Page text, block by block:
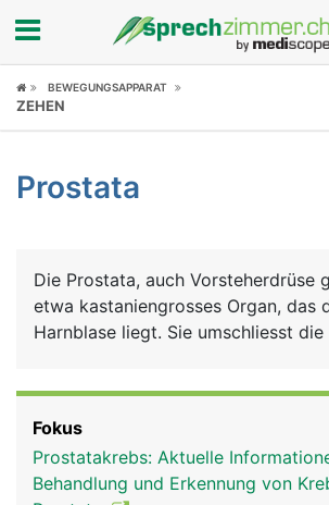
Fokus
Symptome
News
Rubriken
BEWEGUNGSAPPARAT
ZEHEN
Prostata
Die Prostata, auch Vorsteherdrüse
etwa kastaniengrosses Organ, das
Harnblase liegt. Sie umschliesst
Nebenhoden und Samenleiter, zu den
Geschlechtsorganen des Mannes.
Fokus
Prostatakrebs: Aktuelle
Behandlung und Erkennung von